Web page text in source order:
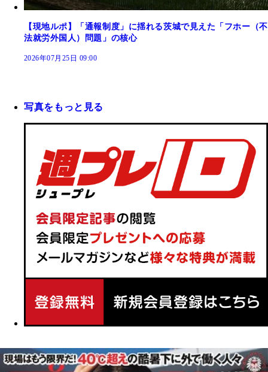
【現地ルポ】「通報制度」に揺れる茨城で見えた「フホー（不
法就労外国人）問題」の核心
2026年07月25日 09:00
写真をもっと見る